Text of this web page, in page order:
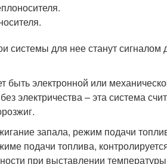
системы для нее станут сигналом
быть электронной или
электричества – эта система
запала, режим подачи
подачи топлива,
при выставлении